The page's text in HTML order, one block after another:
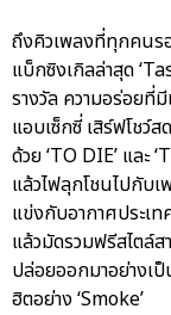
ถึงคิวเพลงที่ทุกคนร
แบ็กซิงเกิลล่าสุด
รางวัล ความอร่อย
แอบเซ็กซี่ เสิร์ฟโชว์
ด้วย ‘TO DIE’ และ
แล้วไฟลุกโชนไปกับ
แข่งกับอากาศประเท
แล้วมัดรวมฟรีสไตล์ส
ปล่อยออกมาอย่างเป็
ฮิตอย่าง ‘Smoke’